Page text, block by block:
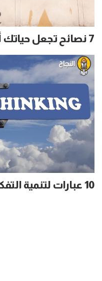
7 نصائح تجعل حياتك أكثر سهولة وسعادة
10 عبارات لتنمية التفكير الإيجابي